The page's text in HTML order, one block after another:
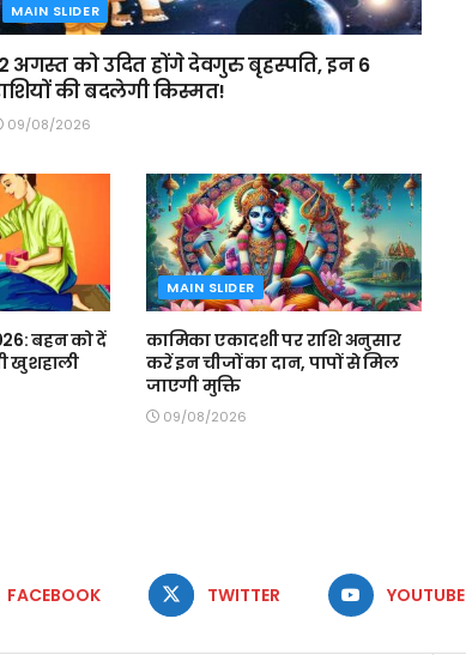
MAIN SLIDER
अगस्त को उदित होंगे देवगुरु बृहस्पति, इन 6
की बदलेगी किस्मत!
09/08/2026
बहन को दें
खुशहाली
MAIN SLIDER
कामिका एकादशी पर राशि अनुसार
करें इन चीजों का दान, पापों से मिल
जाएगी मुक्ति
09/08/2026
FACEBOOK TWITTER YOUTUBE